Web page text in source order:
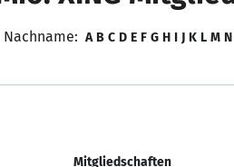
Nachname: A B C D E F G H I J K L M N
Mitgliedschaften